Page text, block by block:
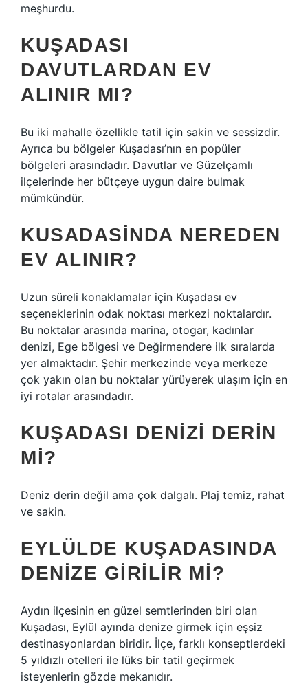
meşhurdu.
KUŞADASI
DAVUTLARDAN EV
ALINIR MI?
Bu iki mahalle özellikle tatil için sakin ve sessizdir.
Ayrıca bu bölgeler Kuşadası’nın en popüler
bölgeleri arasındadır. Davutlar ve Güzelçamlı
ilçelerinde her bütçeye uygun daire bulmak
mümkündür.
KUSADASINDA NEREDEN
EV ALINIR?
Uzun süreli konaklamalar için Kuşadası ev
seçeneklerinin odak noktası merkezi noktalardır.
Bu noktalar arasında marina, otogar, kadınlar
denizi, Ege bölgesi ve Değirmendere ilk sıralarda
yer almaktadır. Şehir merkezinde veya merkeze
çok yakın olan bu noktalar yürüyerek ulaşım için en
iyi rotalar arasındadır.
KUŞADASI DENIZI DERIN
MI?
Deniz derin değil ama çok dalgalı. Plaj temiz, rahat
ve sakin.
EYLÜLDE KUŞADASINDA
DENIZE GIRILIR MI?
Aydın ilçesinin en güzel semtlerinden biri olan
Kuşadası, Eylül ayında denize girmek için eşsiz
destinasyonlardan biridir. İlçe, farklı konseptlerdeki
5 yıldızlı otelleri ile lüks bir tatil geçirmek
isteyenlerin gözde mekanıdır.